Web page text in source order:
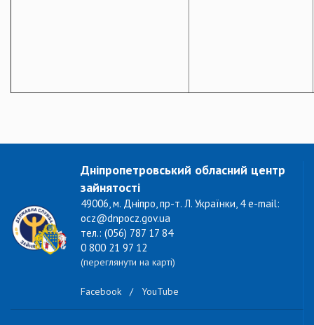
Дніпропетровський обласний центр
зайнятості
49006, м. Дніпро, пр-т. Л. Українки, 4 e-mail:
ocz@dnpocz.gov.ua
тел.: (056) 787 17 84
0 800 21 97 12
(переглянути на карті)
Facebook / YouTube